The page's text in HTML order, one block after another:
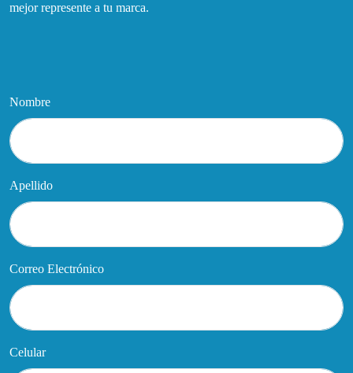
mejor represente a tu marca.
Nombre
Apellido
Correo Electrónico
Celular